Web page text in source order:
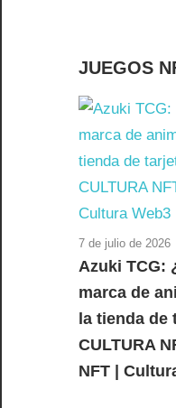
JUEGOS
7 de julio de 2026
Azuki TCG:
marca de
la tienda de
CULTURA
NFT |